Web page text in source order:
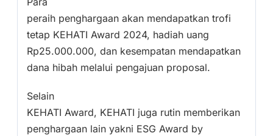
peraih penghargaan akan mendapatkan trofi
tetap KEHATI Award 2024, hadiah uang
Rp25.000.000, dan kesempatan mendapatkan
dana hibah melalui pengajuan proposal.
Selain
KEHATI Award, KEHATI juga rutin memberikan
penghargaan lain yakni ESG Award by